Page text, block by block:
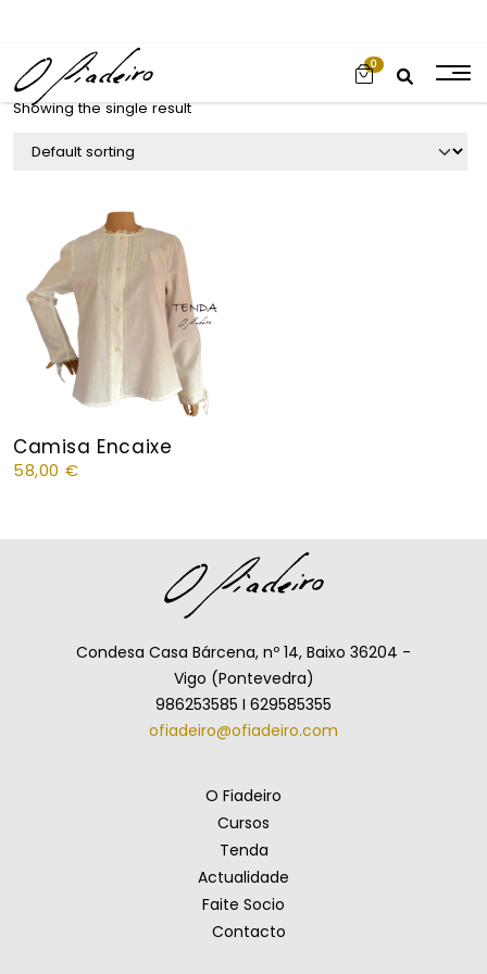
0
Showing the single result
Camisa Encaixe
58,00 €
Condesa Casa Bárcena, nº 14, Baixo 36204 -
Vigo (Pontevedra)
986253585 I 629585355
ofiadeiro@ofiadeiro.com
O Fiadeiro
Cursos
Tenda
Actualidade
Faite Socio
Contacto